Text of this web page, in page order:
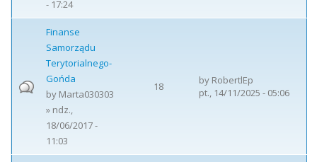
- 17:24
Finanse
Samorządu
Terytorialnego-
Gońda
by Marta030303
» ndz.,
18/06/2017 -
11:03
18 by RobertlEp
pt., 14/11/2025 - 05:06